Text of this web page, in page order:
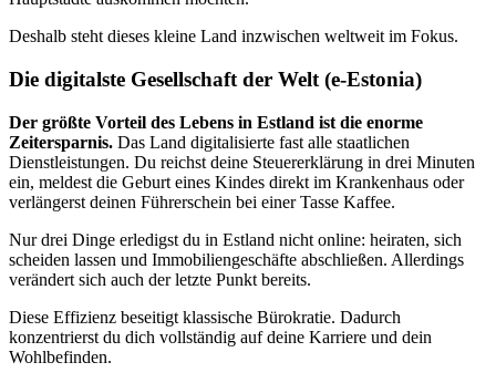
Deshalb steht dieses kleine Land inzwischen weltweit im Fokus.
Die digitalste Gesellschaft der Welt (e-Estonia)
Der größte Vorteil des Lebens in Estland ist die enorme
Zeitersparnis. Das Land digitalisierte fast alle staatlichen
Dienstleistungen. Du reichst deine Steuererklärung in drei Minuten
ein, meldest die Geburt eines Kindes direkt im Krankenhaus oder
verlängerst deinen Führerschein bei einer Tasse Kaffee.
Nur drei Dinge erledigst du in Estland nicht online: heiraten, sich
scheiden lassen und Immobiliengeschäfte abschließen. Allerdings
verändert sich auch der letzte Punkt bereits.
Diese Effizienz beseitigt klassische Bürokratie. Dadurch
konzentrierst du dich vollständig auf deine Karriere und dein
Wohlbefinden.